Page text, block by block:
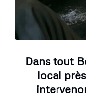
Dans tout
local